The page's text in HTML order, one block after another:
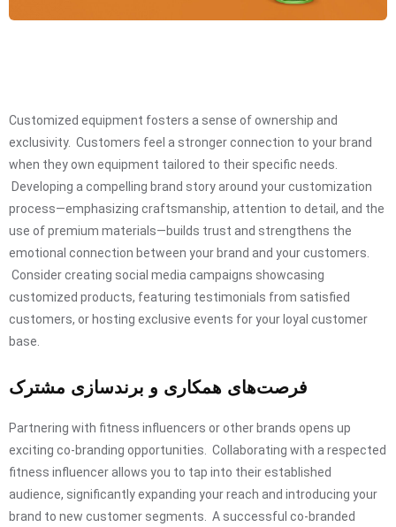
Customized equipment fosters a sense of ownership and
exclusivity. Customers feel a stronger connection to your brand
when they own equipment tailored to their specific needs.
Developing a compelling brand story around your customization
process—emphasizing craftsmanship, attention to detail, and the
use of premium materials—builds trust and strengthens the
emotional connection between your brand and your customers.
Consider creating social media campaigns showcasing
customized products, featuring testimonials from satisfied
customers, or hosting exclusive events for your loyal customer
base.
فرصت‌های همکاری و برندسازی مشترک
Partnering with fitness influencers or other brands opens up
exciting co-branding opportunities. Collaborating with a respected
fitness influencer allows you to tap into their established
audience, significantly expanding your reach and introducing your
brand to new customer segments. A successful co-branded